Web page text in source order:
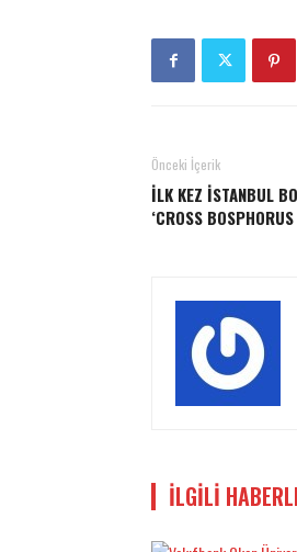
Önceki İçerik
İLK KEZ İSTANBUL
‘CROSS
İLGILI